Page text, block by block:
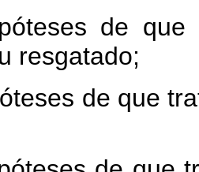
de
resgatado;
de que